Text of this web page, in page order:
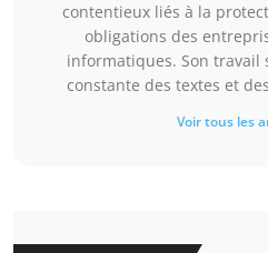
contentieux liés à la
obligations des
informatiques. Son travail
constante des textes et
Voir tous les